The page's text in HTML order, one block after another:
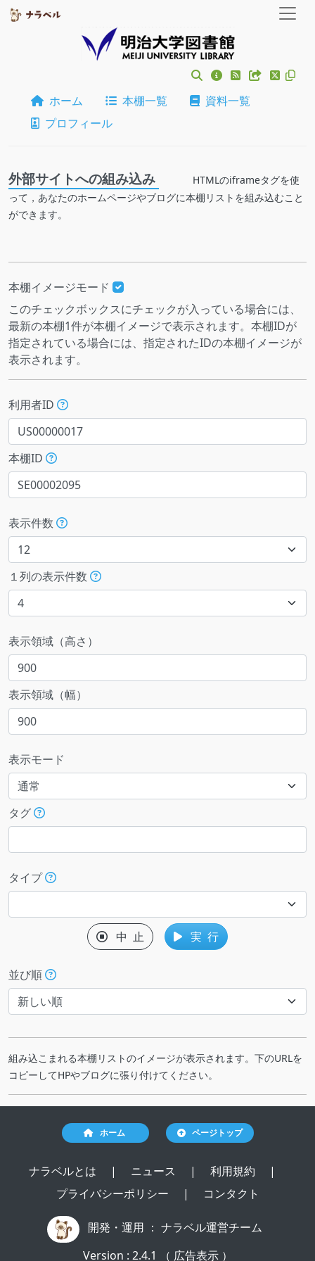
ホーム 本棚一覧
資料一覧
プロフィール
外部サイトへの組み込み
HTMLのiframeタグを使
って，あなたのホームページやブログに本棚リストを組み込むこと
ができます。
本棚イメージモード
このチェックボックスにチェックが入っている場合には、
最新の本棚1件が本棚イメージで表示されます。本棚IDが
指定されている場合には、指定されたIDの本棚イメージが
表示されます。
利用者ID
本棚ID
表示件数
１列の表示件数
表示領域（高さ）
表示領域（幅）
表示モード
タグ
タイプ
中 止 実 行
並び順
組み込こまれる本棚リストのイメージが表示されます。下のURLを
コピーしてHPやブログに張り付けてください。
ホーム ページトップ
ナラベルとは | ニュース | 利用規約
|
プライバシーポリシー
| コンタクト
開発・運用 ： ナラベル運営チーム
Version : 2.4.1 （ 広告表示 ）